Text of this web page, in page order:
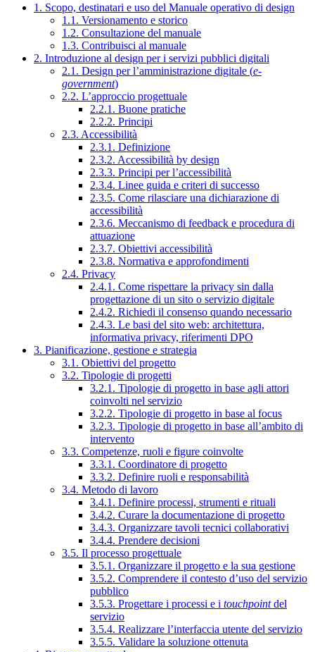
1. Scopo, destinatari e uso del Manuale operativo di design
1.1. Versionamento e storico
1.2. Consultazione del manuale
1.3. Contribuisci al manuale
2. Introduzione al design per i servizi pubblici digitali
2.1. Design per l’amministrazione digitale (e-
government)
2.2. L’approccio progettuale
2.2.1. Buone pratiche
2.2.2. Principi
2.3. Accessibilità
2.3.1. Definizione
2.3.2. Accessibilità by design
2.3.3. Principi per l’accessibilità
2.3.4. Linee guida e criteri di successo
2.3.5. Come rilasciare una dichiarazione di
accessibilità
2.3.6. Meccanismo di feedback e procedura di
attuazione
2.3.7. Obiettivi accessibilità
2.3.8. Normativa e approfondimenti
2.4. Privacy
2.4.1. Come rispettare la privacy sin dalla
progettazione di un sito o servizio digitale
2.4.2. Richiedi il consenso quando necessario
2.4.3. Le basi del sito web: architettura,
informativa privacy, riferimenti DPO
3. Pianificazione, gestione e strategia
3.1. Obiettivi del progetto
3.2. Tipologie di progetti
3.2.1. Tipologie di progetto in base agli attori
coinvolti nel servizio
3.2.2. Tipologie di progetto in base al focus
3.2.3. Tipologie di progetto in base all’ambito di
intervento
3.3. Competenze, ruoli e figure coinvolte
3.3.1. Coordinatore di progetto
3.3.2. Definire ruoli e responsabilità
3.4. Metodo di lavoro
3.4.1. Definire processi, strumenti e rituali
3.4.2. Curare la documentazione di progetto
3.4.3. Organizzare tavoli tecnici collaborativi
3.4.4. Prendere decisioni
3.5. Il processo progettuale
3.5.1. Organizzare il progetto e la sua gestione
3.5.2. Comprendere il contesto d’uso del servizio
pubblico
3.5.3. Progettare i processi e i touchpointdel
servizio
3.5.4. Realizzare l’interfaccia utente del servizio
3.5.5. Validare la soluzione ottenuta